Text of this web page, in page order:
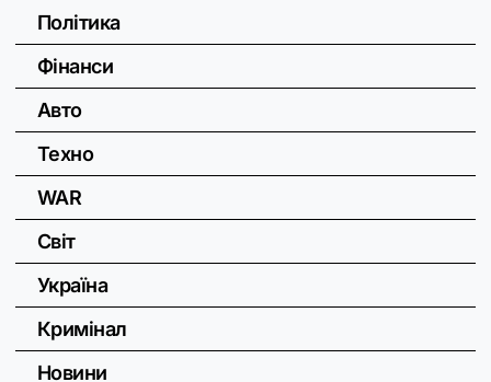
Політика
Фінанси
Авто
Техно
WAR
Світ
Україна
Кримінал
Новини